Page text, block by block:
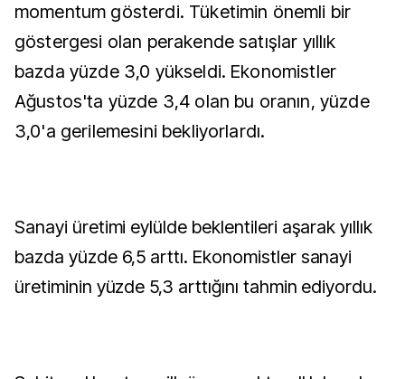
momentum gösterdi. Tüketimin önemli bir
göstergesi olan perakende satışlar yıllık
bazda yüzde 3,0 yükseldi. Ekonomistler
Ağustos'ta yüzde 3,4 olan bu oranın, yüzde
3,0'a gerilemesini bekliyorlardı.
Sanayi üretimi eylülde beklentileri aşarak yıllık
bazda yüzde 6,5 arttı. Ekonomistler sanayi
üretiminin yüzde 5,3 arttığını tahmin ediyordu.